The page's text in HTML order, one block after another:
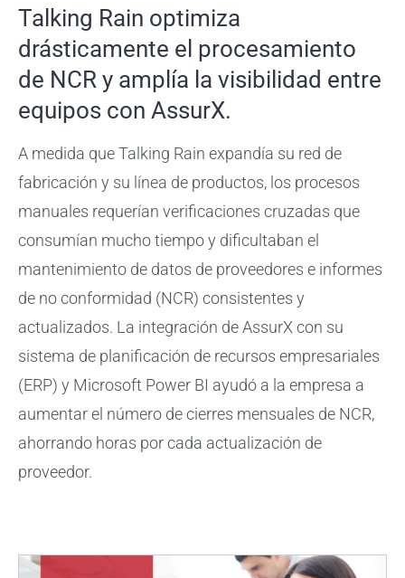
Talking Rain optimiza
drásticamente el procesamiento
de NCR y amplía la visibilidad entre
equipos con AssurX.
A medida que Talking Rain expandía su red de
fabricación y su línea de productos, los procesos
manuales requerían verificaciones cruzadas que
consumían mucho tiempo y dificultaban el
mantenimiento de datos de proveedores e informes
de no conformidad (NCR) consistentes y
actualizados. La integración de AssurX con su
sistema de planificación de recursos empresariales
(ERP) y Microsoft Power BI ayudó a la empresa a
aumentar el número de cierres mensuales de NCR,
ahorrando horas por cada actualización de
proveedor.